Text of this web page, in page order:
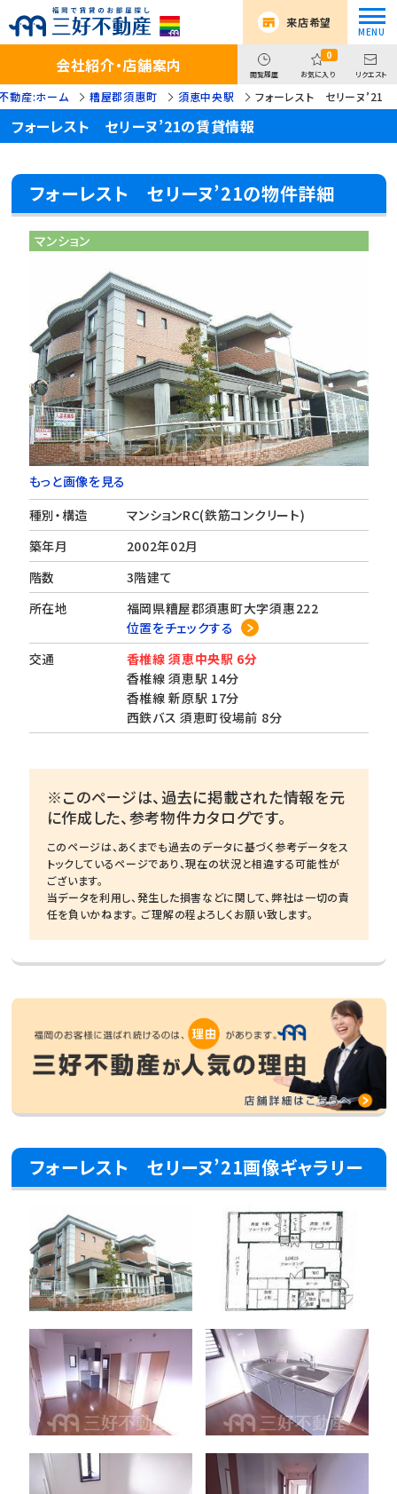
来店希望
会社紹介・店舗案内 閲覧履歴
0
お気に入り リクエスト
動産:ホーム 糟屋郡須惠町 須恵中央駅 フォーレスト セリーヌ’21
フォーレスト セリーヌ’21の賃貸情報
フォーレスト セリーヌ’21の物件詳細
マンション
もっと画像を見る
種別・構造
マンションRC(鉄筋コンクリート)
築年月
2002年02月
階数
3階建て
所在地
福岡県糟屋郡須惠町大字須惠222
位置をチェックする
交通
香椎線 須恵中央駅 6分
香椎線 須恵駅 14分
香椎線 新原駅 17分
西鉄バス 須恵町役場前 8分
※このページは、過去に掲載された情報を元
に作成した、参考物件カタログです。
このページは、あくまでも過去のデータに基づく参考データをス
トックしているページであり、現在の状況と相違する可能性が
ございます。
当データを利用し、発生した損害などに関して、弊社は一切の責
任を負いかねます。 ご理解の程よろしくお願い致します。
フォーレスト セリーヌ’21画像ギャラリー